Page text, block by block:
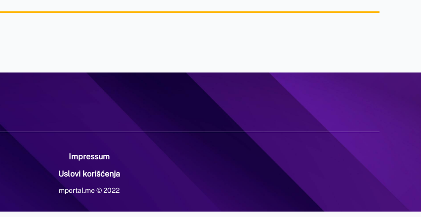
Impressum
Uslovi korišćenja
mportal.me © 2022